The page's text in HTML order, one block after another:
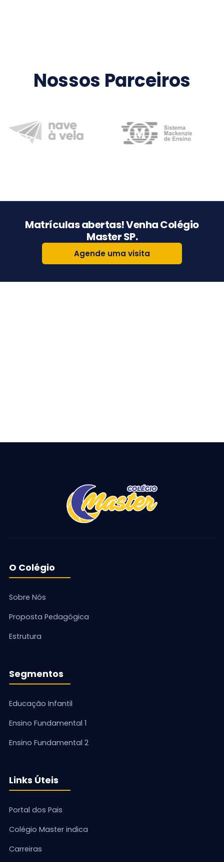
Nossos Parceiros
Matrículas abertas! Venha Colégio
Master SP.
Agende uma visita
O Colégio
Sobre Nós
Proposta Pedagógica
Estrutura
Segmentos
Educação Infantil
Ensino Fundamental 1
Ensino Fundamental 2
Links Úteis
Portal dos Pais
Colégio Master indica
Carreiras